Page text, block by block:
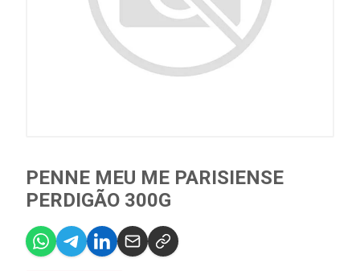
PENNE MEU ME PARISIENSE
PERDIGÃO 300G